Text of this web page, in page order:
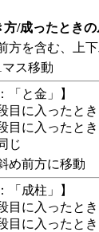
方/成ったとき
方を含む、上
マス移動
「と金」】
目に入ったとき
入ったとき
じ
め前方に移動
「成柱」】
目に入ったとき
入ったとき